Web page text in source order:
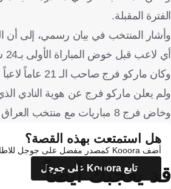
الفترة المقبلة.
وأشار المنتخب في بيان رسمي، إلى أن
أي لاعب قبل خوض المباراة الأولى بـ24 ساعة إلا بتقرير طبي، وبالتالي يعتمد المنتخب العراقي على 22 لاعبًا.
وكان ماركو فرج صاحب الـ 21 عاماً لاعباً في صفوف فريق سترومسجوديست النرويجي بعد تصعيده من فريق الرديف.
ولم يعلن ماركو فرج عن هوية النادي
وخاض فرج 8 مباريات مع منتخب العراق ولم يسجل أي أهداف، بينما لعب 31 مباراة مع فريقه النرويجي وسجل 11 هدفاً وقدم 4 تمريرات حاسمة.
هل استمتعت بهذه القصة؟
أضف Kooora كمصدر مفضل على جوجل للاطلاع على المزيد من تقاريرنا
تابع Kooora على جوجل
قد يعجبك أيضاً